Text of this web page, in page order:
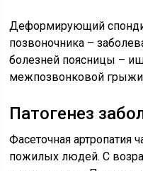
Деформирующий
позвоночника –
болезней поясницы –
межпозвонковой
Патогенез
Фасеточная артропатия
пожилых людей. С